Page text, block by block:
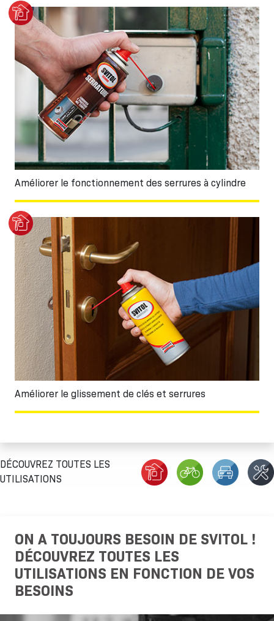
Améliorer le fonctionnement des serrures à cylindre
Améliorer le glissement de clés et serrures
DÉCOUVREZ TOUTES LES
UTILISATIONS
ON A TOUJOURS BESOIN DE SVITOL !
DÉCOUVREZ TOUTES LES
UTILISATIONS EN FONCTION DE VOS
BESOINS